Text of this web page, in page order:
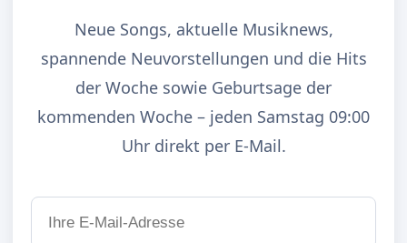
Neue Songs, aktuelle Musiknews,
spannende Neuvorstellungen und die Hits
der Woche sowie Geburtsage der
kommenden Woche – jeden Samstag 09:00
Uhr direkt per E-Mail.